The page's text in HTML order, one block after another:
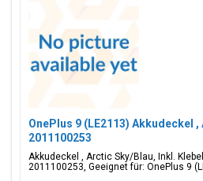
OnePlus 9 (LE2113) Akkudeckel
2011100253
Akkudeckel , Arctic Sky/Blau, Inkl.
2011100253, Geeignet für: OnePlus 9